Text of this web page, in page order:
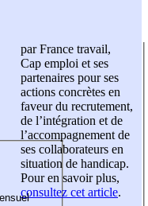
par France travail,
Cap emploi et ses
partenaires pour ses
actions concrètes en
faveur du recrutement,
de l’intégration et de
l’accompagnement de
ses collaborateurs en
situation de handicap.
Pour en savoir plus,
consultez cet article.